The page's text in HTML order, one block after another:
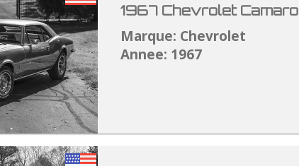
1967 Chevrolet Camaro
Marque: Chevrolet
Annee: 1967